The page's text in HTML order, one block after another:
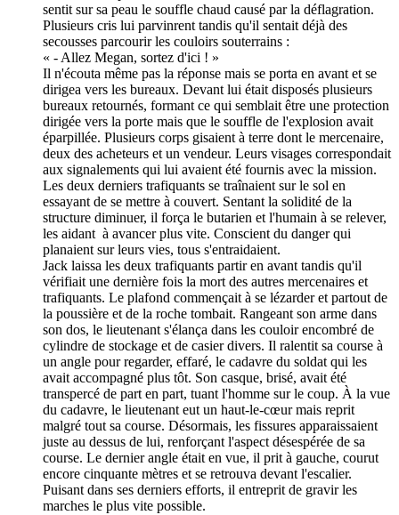
sentit sur sa peau le souffle chaud causé par la déflagration.
Plusieurs cris lui parvinrent tandis qu'il sentait déjà des
secousses parcourir les couloirs souterrains :
« - Allez Megan, sortez d'ici ! »
Il n'écouta même pas la réponse mais se porta en avant et se
dirigea vers les bureaux. Devant lui était disposés plusieurs
bureaux retournés, formant ce qui semblait être une protection
dirigée vers la porte mais que le souffle de l'explosion avait
éparpillée. Plusieurs corps gisaient à terre dont le mercenaire,
deux des acheteurs et un vendeur. Leurs visages correspondait
aux signalements qui lui avaient été fournis avec la mission.
Les deux derniers trafiquants se traînaient sur le sol en
essayant de se mettre à couvert. Sentant la solidité de la
structure diminuer, il força le butarien et l'humain à se relever,
les aidant à avancer plus vite. Conscient du danger qui
planaient sur leurs vies, tous s'entraidaient.
Jack laissa les deux trafiquants partir en avant tandis qu'il
vérifiait une dernière fois la mort des autres mercenaires et
trafiquants. Le plafond commençait à se lézarder et partout de
la poussière et de la roche tombait. Rangeant son arme dans
son dos, le lieutenant s'élança dans les couloir encombré de
cylindre de stockage et de casier divers. Il ralentit sa course à
un angle pour regarder, effaré, le cadavre du soldat qui les
avait accompagné plus tôt. Son casque, brisé, avait été
transpercé de part en part, tuant l'homme sur le coup. À la vue
du cadavre, le lieutenant eut un haut-le-cœur mais reprit
malgré tout sa course. Désormais, les fissures apparaissaient
juste au dessus de lui, renforçant l'aspect désespérée de sa
course. Le dernier angle était en vue, il prit à gauche, courut
encore cinquante mètres et se retrouva devant l'escalier.
Puisant dans ses derniers efforts, il entreprit de gravir les
marches le plus vite possible.